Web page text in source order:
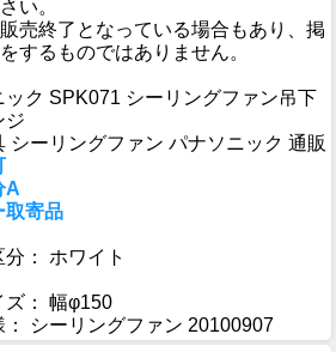
い。
売終了となっている場合もあり、掲
するものではありません。
ック SPK071 シーリングファン吊下
ジ
シーリングファン パナソニック 通販
A
取寄品
分： ホワイト
ズ： 幅φ150
： シーリングファン 20100907